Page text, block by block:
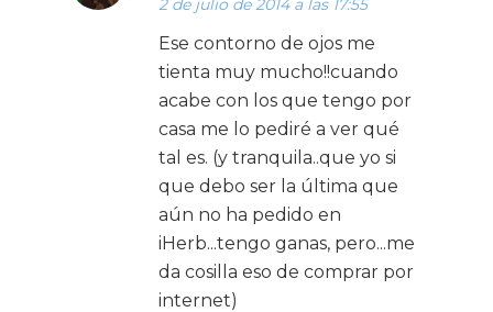
Ese contorno de ojos me
tienta muy mucho!!cuando
acabe con los que tengo por
casa me lo pediré a ver qué
tal es. (y tranquila..que yo si
que debo ser la última que
aún no ha pedido en
iHerb...tengo ganas, pero...me
da cosilla eso de comprar por
internet)